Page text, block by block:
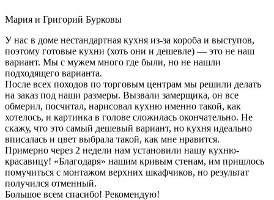
Мария и Григорий Бурковы
У нас в доме нестандартная кухня из-за короба и выступов,
поэтому готовые кухни (хоть они и дешевле) — это не наш
вариант. Мы с мужем много где были, но не нашли
подходящего варианта.
После всех походов по торговым центрам мы решили делать
на заказ под наши размеры. Вызвали замерщика, он все
обмерил, посчитал, нарисовал кухню именно такой, как
хотелось, и картинка в голове сложилась окончательно. Не
скажу, что это самый дешевый вариант, но кухня идеально
вписалась и цвет выбрала такой, как мне нравится.
Примерно через 2 недели нам установили нашу кухню-
красавицу! «Благодаря» нашим кривым стенам, им пришлось
помучиться с монтажом верхних шкафчиков, но результат
получился отменный.
Большое всем спасибо! Рекомендую!